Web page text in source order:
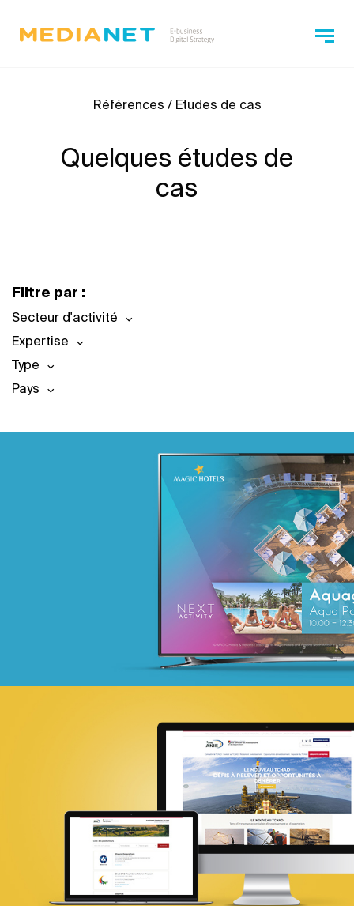
Références / Etudes de cas
Quelques études de
cas
Filtre par :
Secteur d'activité
Expertise
Type
Pays